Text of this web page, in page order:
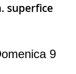
superfice
9